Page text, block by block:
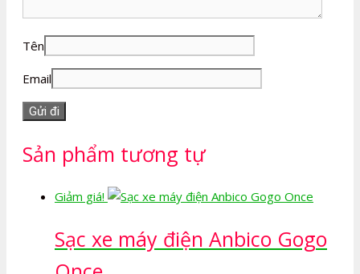
Tên
Email
Sản phẩm tương tự
Giảm giá!
Sạc xe máy điện Anbico Gogo